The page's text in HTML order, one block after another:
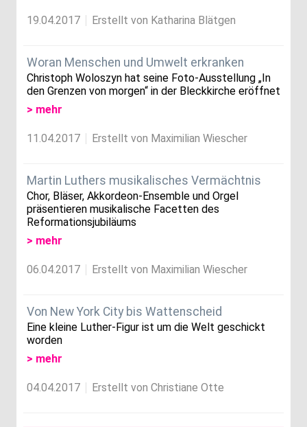
19.04.2017 Erstellt von Katharina Blätgen
Woran Menschen und Umwelt erkranken
Christoph Woloszyn hat seine Foto-Ausstellung „In
den Grenzen von morgen“ in der Bleckkirche eröffnet
> mehr
11.04.2017 Erstellt von Maximilian Wiescher
Martin Luthers musikalisches Vermächtnis
Chor, Bläser, Akkordeon-Ensemble und Orgel
präsentieren musikalische Facetten des
Reformationsjubiläums
> mehr
06.04.2017 Erstellt von Maximilian Wiescher
Von New York City bis Wattenscheid
Eine kleine Luther-Figur ist um die Welt geschickt
worden
> mehr
04.04.2017 Erstellt von Christiane Otte